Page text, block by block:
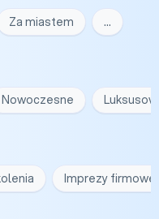
Za miastem …
Nowoczesne
Imprezy firmowe